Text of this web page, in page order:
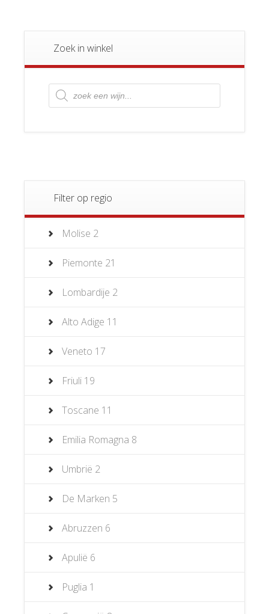
Zoek in winkel
Producten
zoeken
Filter op regio
Molise 2
Piemonte 21
Lombardije 2
Alto Adige 11
Veneto 17
Friuli 19
Toscane 11
Emilia Romagna 8
Umbrië 2
De Marken 5
Abruzzen 6
Apulië 6
Puglia 1